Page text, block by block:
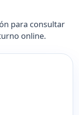
para consultar
online.